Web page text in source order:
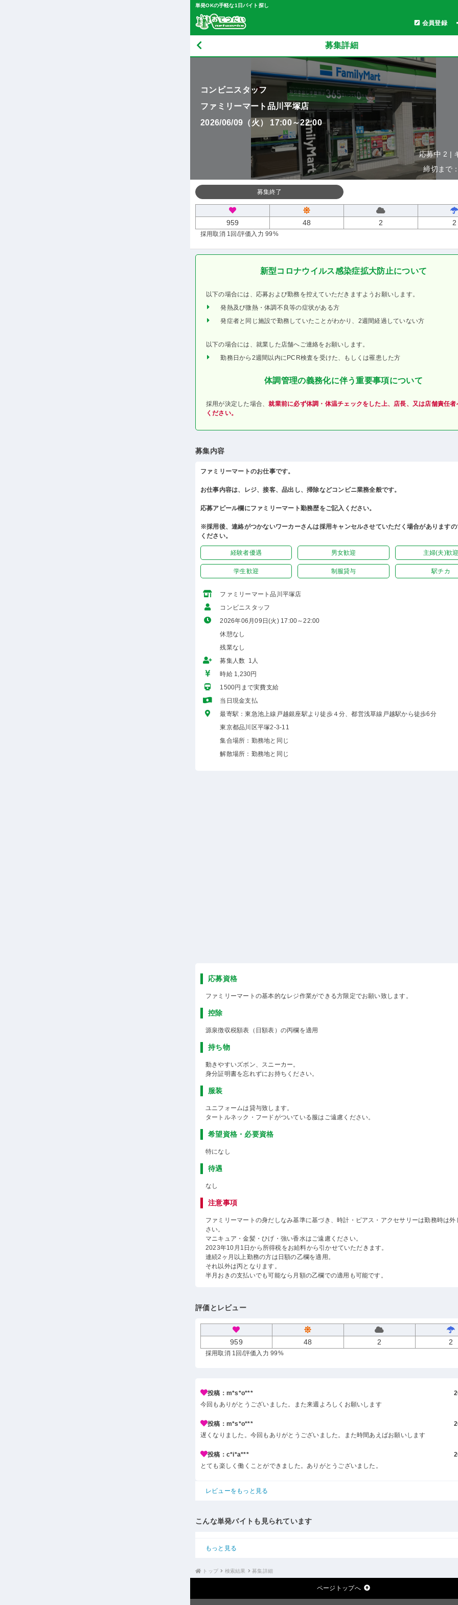
単発OKの手軽な1日バイト探し
会員登録
募集詳細
コンビニスタッフ
ファミリーマート品川平塚店
2026/06/09（火） 17:00～22:00
応募中 2 |
締切まで
募集終了
959 48 2 2
採用取消 1回 /評価入力 99%
新型コロナウイルス感染症拡大防止について
以下の場合には、応募および勤務を控えていただきますようお願いします。
発熱及び微熱・体調不良等の症状がある方
発症者と同じ施設で勤務していたことがわかり、2週間経過していない方
以下の場合には、就業した店舗へご連絡をお願いします。
勤務日から2週間以内にPCR検査を受けた、もしくは罹患した方
体調管理の義務化に伴う重要事項について
採用が決定した場合、就業前に必ず体調・体温チェックをした上、店長、又は店舗責任者
ください。
募集内容
ファミリーマートのお仕事です。
お仕事内容は、レジ、接客、品出し、掃除などコンビニ業務全般です。
応募アピール欄にファミリーマート勤務歴をご記入ください。
※採用後、連絡がつかないワーカーさんは採用キャンセルさせていただく場合があります
ください。
経験者優遇 男女歓迎 主婦(夫)歓
学生歓迎 制服貸与 駅チカ
ファミリーマート品川平塚店
コンビニスタッフ
2026年06月09日(火) 17:00～22:00
休憩なし
残業なし
募集人数 1人
時給 1,230円
1500円まで実費支給
当日現金支払
最寄駅：東急池上線戸越銀座駅より徒歩４分、都営浅草線戸越駅から徒歩6分
東京都品川区平塚2-3-11
集合場所：勤務地と同じ
解散場所：勤務地と同じ
応募資格
ファミリーマートの基本的なレジ作業ができる方限定でお願い致します。
控除
源泉徴収税額表（日額表）の丙欄を適用
持ち物
動きやすいズボン、スニーカー。
身分証明書を忘れずにお持ちください。
服装
ユニフォームは貸与致します。
タートルネック・フードがついている服はご遠慮ください。
希望資格・必要資格
特になし
待遇
なし
注意事項
ファミリーマートの身だしなみ基準に基づき、時計・ピアス・アクセサリーは勤務時は外
さい。
マニキュア・金髪・ひげ・強い香水はご遠慮ください。
2023年10月1日から所得税をお給料から引かせていただきます。
連続2ヶ月以上勤務の方は日額の乙欄を適用。
それ以外は丙となります。
半月おきの支払いでも可能なら月額の乙欄での適用も可能です。
評価とレビュー
959 48 2 2
採用取消 1回 /評価入力 99%
投稿：m*s*o***
今回もありがとうございました。また来週よろしくお願いします
投稿：m*s*o***
遅くなりました。今回もありがとうございました。また時間あえばお願いします
投稿：c*i*a***
とても楽しく働くことができました。ありがとうございました。
レビューをもっと見る
こんな単発バイトも見られています
もっと見る
トップ 検索結果 募集詳細
ページトップへ